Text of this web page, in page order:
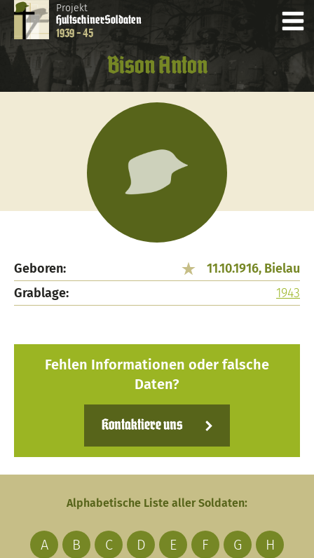
Projekt
HultschinerSoldaten
1939 - 45
Bison Anton
Geboren:
11.10.1916, Bielau
Grablage:
1943
Fehlen Informationen oder falsche
Daten?
Kontaktiere uns
Alphabetische Liste aller Soldaten:
A B C D E F G
H